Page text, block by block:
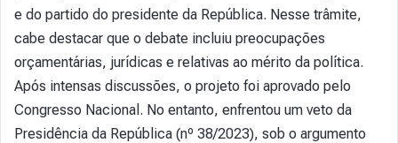
e do partido do presidente da República. Nesse trâmite,
cabe destacar que o debate incluiu preocupações
orçamentárias, jurídicas e relativas ao mérito da política.
Após intensas discussões, o projeto foi aprovado pelo
Congresso Nacional. No entanto, enfrentou um veto da
Presidência da República (nº 38/2023), sob o argumento